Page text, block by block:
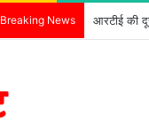
Breaking News आरटीई की